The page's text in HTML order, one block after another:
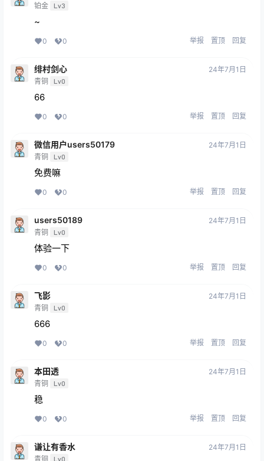
铂金 Lv3
~
0 0 举报 置顶 回复
绯村剑心
青铜 Lv0
24年7月1日
66
0 0 举报 置顶 回复
微信用户users50179
青铜 Lv0
24年7月1日
免费嘛
0 0 举报 置顶 回复
users50189
青铜 Lv0
24年7月1日
体验一下
0 0 举报 置顶 回复
飞影
青铜 Lv0
24年7月1日
666
0 0 举报 置顶 回复
本田透
青铜 Lv0
24年7月1日
稳
0 0 举报 置顶 回复
谦让有香水
青铜 Lv0
24年7月1日